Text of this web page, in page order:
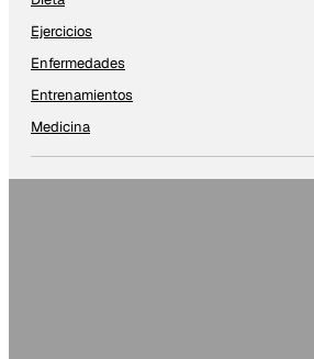
Ejercicios
Enfermedades
Entrenamientos
Medicina